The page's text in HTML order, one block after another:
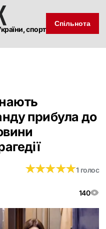
спорт
Спільнота
прибула до
140
★★★★★
★★★★★1 голос